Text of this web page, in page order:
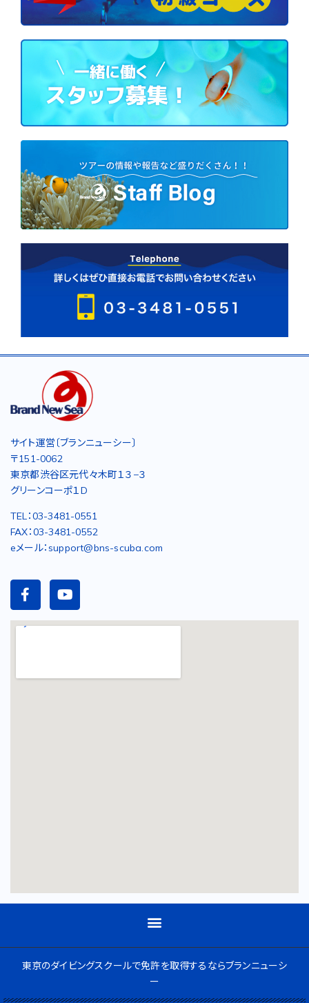
サイト運営〔ブランニューシー〕
〒151-0062
東京都渋谷区元代々木町１３−３
グリーンコーポ１D
TEL：03-3481-0551
FAX：03-3481-0552
eメール：support@bns-scuba.com
東京のダイビングスクールで免許を取得するならブランニューシ
ー